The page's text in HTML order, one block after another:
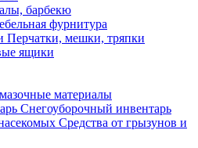
барбекю
фурнитура
Перчатки, мешки, тряпки
ящики
материалы
Снегоуборочный инвентарь
Средства от грызунов и